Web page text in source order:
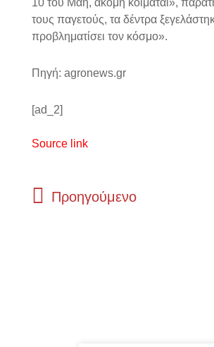
10 του Μάη, ακόμη κοιμάται»,
τους παγετούς, τα δέντρα
προβληματίσει τον κόσμο».
Πηγή: agronews.gr
[ad_2]
Source link
Prev
Προηγούμενο